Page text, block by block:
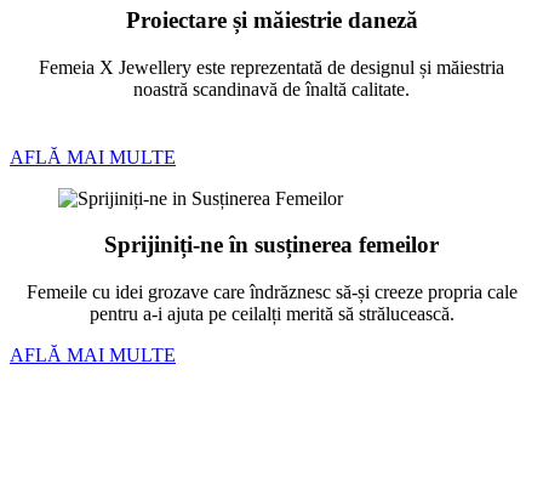
Proiectare și măiestrie daneză
Femeia X Jewellery este reprezentată de designul și măiestria
noastră scandinavă de înaltă calitate.
AFLĂ MAI MULTE
Sprijiniți-ne în susținerea femeilor
Femeile cu idei grozave care îndrăznesc să-și creeze propria cale
pentru a-i ajuta pe ceilalți merită să strălucească.
AFLĂ MAI MULTE